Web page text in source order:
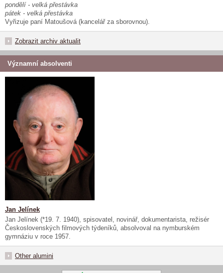
pondělí - velká přestávka
pátek - velká přestávka
Vyřizuje paní Matoušová (kancelář za sborovnou).
Zobrazit archiv aktualit
Významní absolventi
Jan Jelínek
Jan Jelínek (*19. 7. 1940), spisovatel, novinář, dokumentarista, režisér
Československých filmových týdeníků, absolvoval na nymburském
gymnáziu v roce 1957.
Other alumini